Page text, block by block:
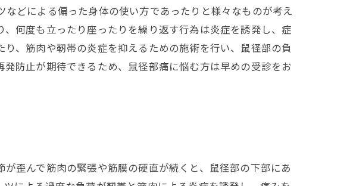
どによる偏った身体の使い方であったりと様々なものが考え
何度も立ったり座ったりを繰り返す行為は炎症を誘発し、症
、筋肉や靭帯の炎症を抑えるための施術を行い、鼠径部の負
防止が期待できるため、鼠径部痛に悩む方は早めの受診をお
歪んで筋肉の緊張や筋膜の硬直が続くと、鼠径部の下部にあ